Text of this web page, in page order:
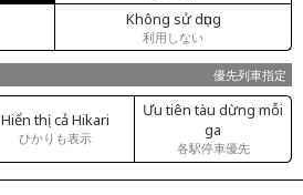
Không sử dụng
利用しない
優先列車指定
Hiển thị cả Hikari
ひかりも表示
Ưu tiên tàu dừng mỗi
ga
各駅停車優先